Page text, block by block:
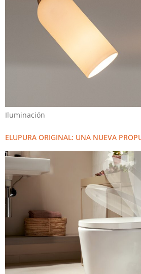
Iluminación
ELUPURA ORIGINAL: UNA NUEVA